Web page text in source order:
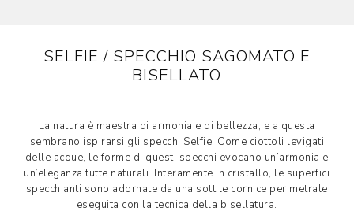
SELFIE / SPECCHIO SAGOMATO E
BISELLATO
La natura è maestra di armonia e di bellezza, e a questa
sembrano ispirarsi gli specchi Selfie. Come ciottoli levigati
delle acque, le forme di questi specchi evocano un’armonia e
un’eleganza tutte naturali. Interamente in cristallo, le superfici
specchianti sono adornate da una sottile cornice perimetrale
eseguita con la tecnica della bisellatura.